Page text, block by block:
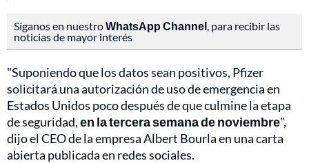
Síganos en nuestroWhatsApp Channel , para recibir las
noticias de mayor interés
"Suponiendo que los datos sean positivos, Pfizer
solicitará una autorización de uso de emergencia en
Estados Unidos poco después de que culmine la etapa
de seguridad,en la tercera semana de noviembre",
dijo el CEO de la empresa Albert Bourla en una carta
abierta publicada en redes sociales.